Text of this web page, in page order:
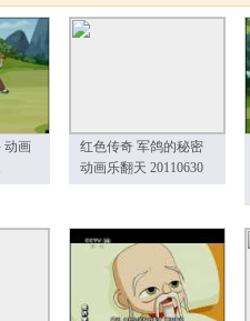
动画
红色传奇 军鸽的秘密
动画乐翻天 20110630